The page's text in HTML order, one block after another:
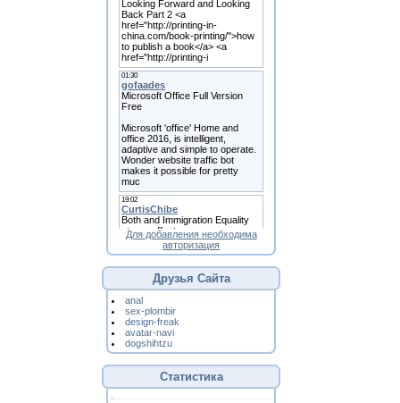
Для добавления необходима
авторизация
Друзья Сайта
anal
sex-plombir
design-freak
avatar-navi
dogshihtzu
Статистика